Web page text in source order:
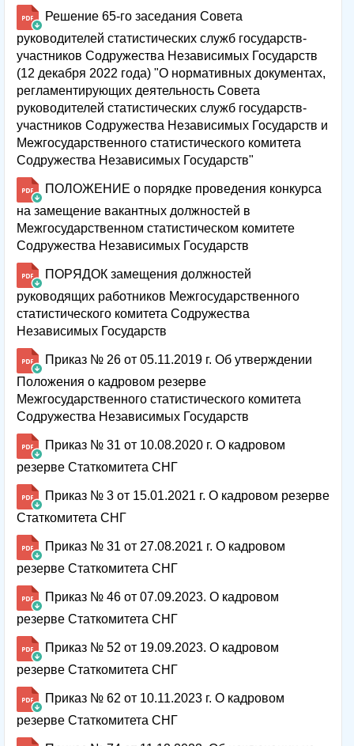
Решение 65-го заседания Совета
руководителей статистических служб государств-
участников Содружества Независимых Государств
(12 декабря 2022 года) "О нормативных документах,
регламентирующих деятельность Совета
руководителей статистических служб государств-
участников Содружества Независимых Государств и
Межгосударственного статистического комитета
Содружества Независимых Государств"
ПОЛОЖЕНИЕ о порядке проведения конкурса
на замещение вакантных должностей в
Межгосударственном статистическом комитете
Содружества Независимых Государств
ПОРЯДОК замещения должностей
руководящих работников Межгосударственного
статистического комитета Содружества
Независимых Государств
Приказ № 26 от 05.11.2019 г. Об утверждении
Положения о кадровом резерве
Межгосударственного статистического комитета
Содружества Независимых Государств
Приказ № 31 от 10.08.2020 г. О кадровом
резерве Статкомитета СНГ
Приказ № 3 от 15.01.2021 г. О кадровом резерве
Статкомитета СНГ
Приказ № 31 от 27.08.2021 г. О кадровом
резерве Статкомитета СНГ
Приказ № 46 от 07.09.2023. О кадровом
резерве Статкомитета СНГ
Приказ № 52 от 19.09.2023. О кадровом
резерве Статкомитета СНГ
Приказ № 62 от 10.11.2023 г. О кадровом
резерве Статкомитета СНГ